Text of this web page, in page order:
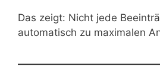
Das zeigt: Nicht jede
automatisch zu maximalen